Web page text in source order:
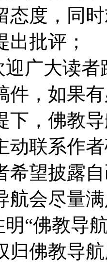
态度，同
批评；
迎广大读
件，如果
下，佛教
动联系作
希望披露
航会尽量
“佛教导
归佛教导